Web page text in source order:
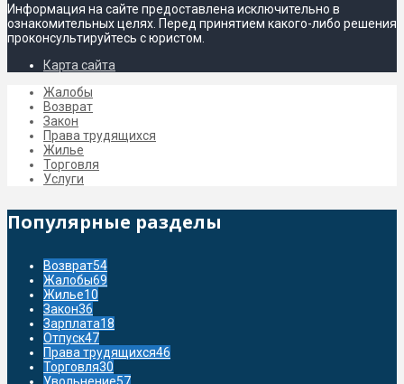
Информация на сайте предоставлена исключительно в
ознакомительных целях. Перед принятием какого-либо решения
проконсультируйтесь с юристом.
Карта сайта
Жалобы
Возврат
Закон
Права трудящихся
Жилье
Торговля
Услуги
Популярные разделы
Возврат54
Жалобы69
Жилье10
Закон36
Зарплата18
Отпуск47
Права трудящихся46
Торговля30